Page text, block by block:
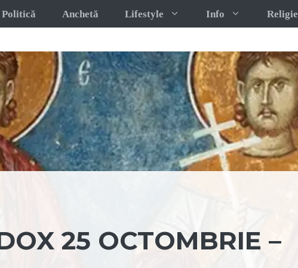
Politică Anchetă Lifestyle Info Religie
25 OCTOMBRIE –